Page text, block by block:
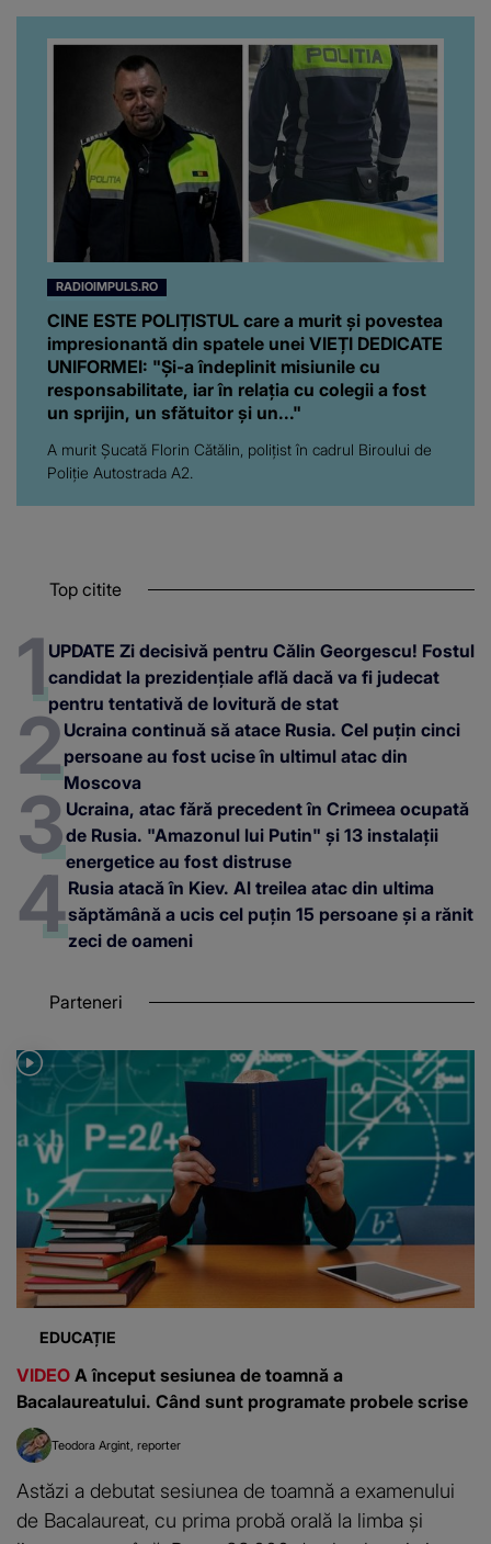
obrazul.”
RADIOIMPULS.RO
CINE ESTE POLIȚISTUL care a murit și povestea
impresionantă din spatele unei VIEȚI DEDICATE
UNIFORMEI: "Și-a îndeplinit misiunile cu
responsabilitate, iar în relația cu colegii a fost
un sprijin, un sfătuitor și un..."
A murit Șucată Florin Cătălin, polițist în cadrul Biroului de
Poliție Autostrada A2.
Top citite
UPDATE Zi decisivă pentru Călin Georgescu! Fostul
candidat la prezidențiale află dacă va fi judecat
pentru tentativă de lovitură de stat
Ucraina continuă să atace Rusia. Cel puțin cinci
persoane au fost ucise în ultimul atac din
Moscova
Ucraina, atac fără precedent în Crimeea ocupată
de Rusia. "Amazonul lui Putin" și 13 instalații
energetice au fost distruse
Rusia atacă în Kiev. Al treilea atac din ultima
săptămână a ucis cel puțin 15 persoane și a rănit
zeci de oameni
Parteneri
EDUCAȚIE
VIDEO A început sesiunea de toamnă a
Bacalaureatului. Când sunt programate probele scrise
Teodora Argint reporter
Astăzi a debutat sesiunea de toamnă a examenului
de Bacalaureat, cu prima probă orală la limba și